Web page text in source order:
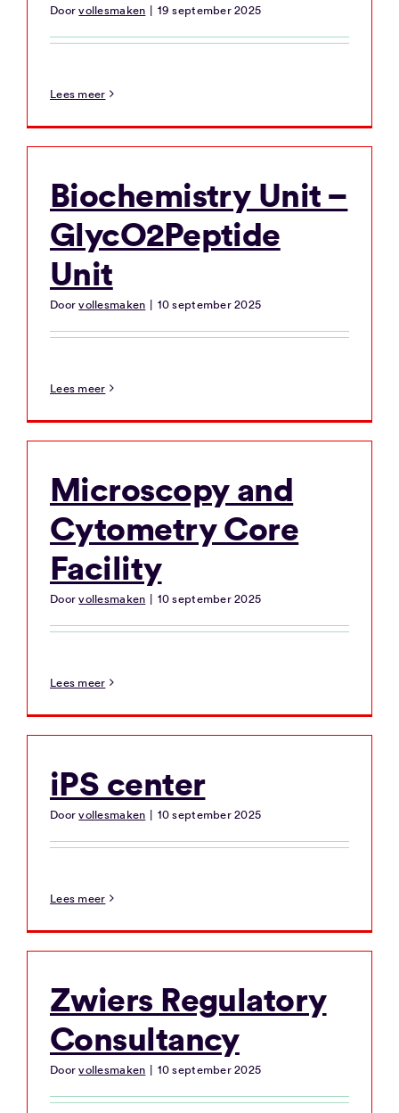
Doorvollesmaken | 19 september 2025
Lees meer
Biochemistry Unit –
GlycO2Peptide
Unit
Doorvollesmaken | 10 september 2025
Lees meer
Microscopy and
Cytometry Core
Facility
Doorvollesmaken | 10 september 2025
Lees meer
iPS center
Doorvollesmaken | 10 september 2025
Lees meer
Zwiers Regulatory
Consultancy
Doorvollesmaken | 10 september 2025